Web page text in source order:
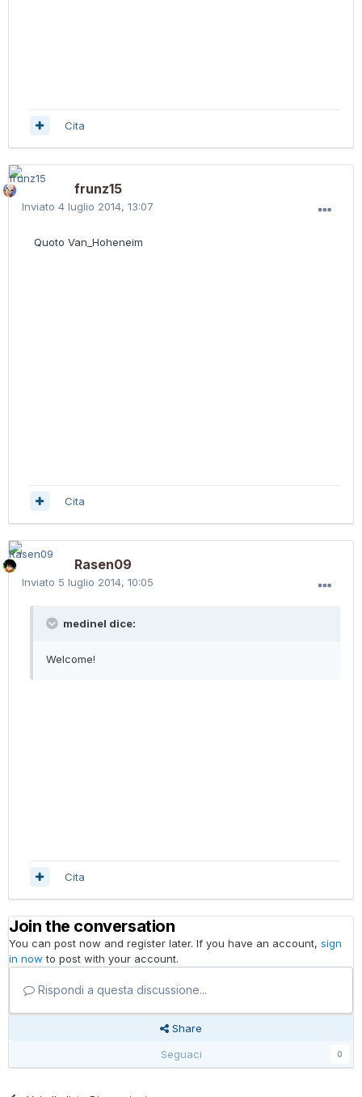
Cita
frunz15
Inviato 4 luglio 2014, 13:07
Quoto Van_Hoheneim
Cita
Rasen09
Inviato 5 luglio 2014, 10:05
medinel dice:
Welcome!
Cita
Join the conversation
You can post now and register later. If you have an account, sign
in now to post with your account.
Rispondi a questa discussione...
Share
Seguaci
0